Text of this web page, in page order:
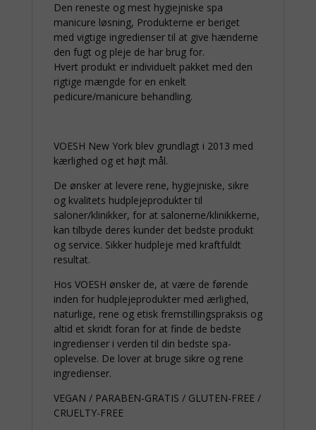
Den reneste og mest hygiejniske spa
manicure løsning, Produkterne er beriget
med vigtige ingredienser til at give hænderne
den fugt og pleje de har brug for.
Hvert produkt er individuelt pakket med den
rigtige mængde for en enkelt
pedicure/manicure behandling.
VOESH New York blev grundlagt i 2013 med
kærlighed og et højt mål.
De ønsker at levere rene, hygiejniske, sikre
og kvalitets hudplejeprodukter til
saloner/klinikker, for at salonerne/klinikkerne,
kan tilbyde deres kunder det bedste produkt
og service. Sikker hudpleje med kraftfuldt
resultat.
Hos VOESH ønsker de, at være de førende
inden for hudplejeprodukter med ærlighed,
naturlige, rene og etisk fremstillingspraksis og
altid et skridt foran for at finde de bedste
ingredienser i verden til din bedste spa-
oplevelse. De lover at bruge sikre og rene
ingredienser.
VEGAN / PARABEN-GRATIS / GLUTEN-FREE /
CRUELTY-FREE